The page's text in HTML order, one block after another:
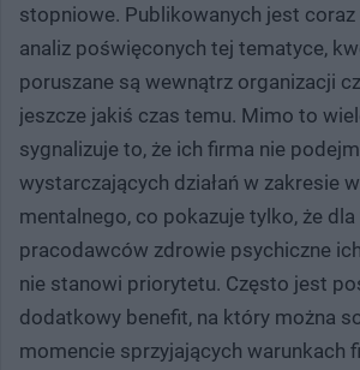
stopniowe. Publikowanych jest
analiz poświęconych tej tematyce,
poruszane są wewnątrz organizacji
jeszcze jakiś czas temu. Mimo to
sygnalizuje to, że ich firma nie
wystarczających działań w zakresie
mentalnego, co pokazuje tylko, że dla
pracodawców zdrowie psychiczne
nie stanowi priorytetu. Często jest
dodatkowy benefit, na który można
momencie sprzyjających warunkach